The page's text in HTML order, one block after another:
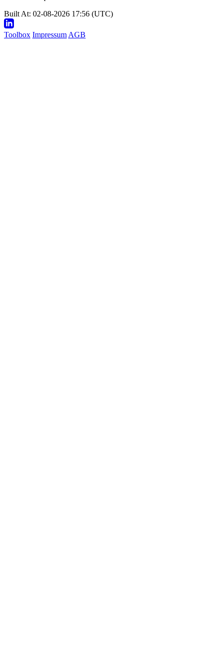
Built At: 02-08-2026 17:56 (UTC)
Toolbox Impressum AGB